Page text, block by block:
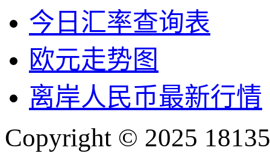
今日汇率查询表
欧元走势图
离岸人民币最新行情
Copyright © 2025